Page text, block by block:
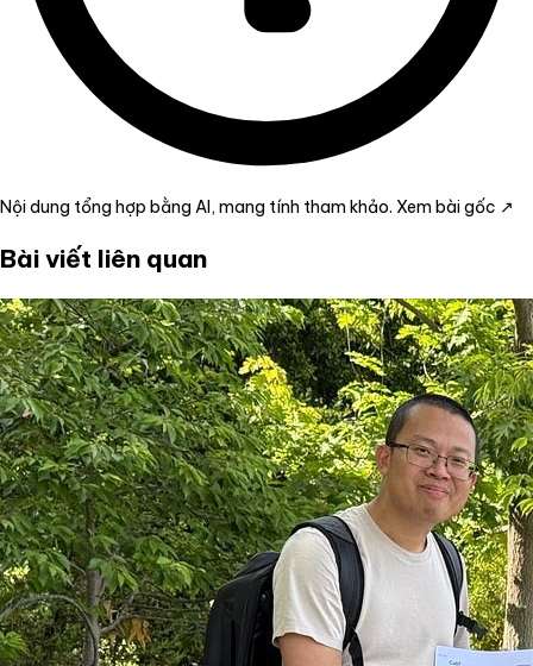
Nội dung tổng hợp bằng AI, mang tính tham khảo. Xem bài gốc ↗
Bài viết liên quan